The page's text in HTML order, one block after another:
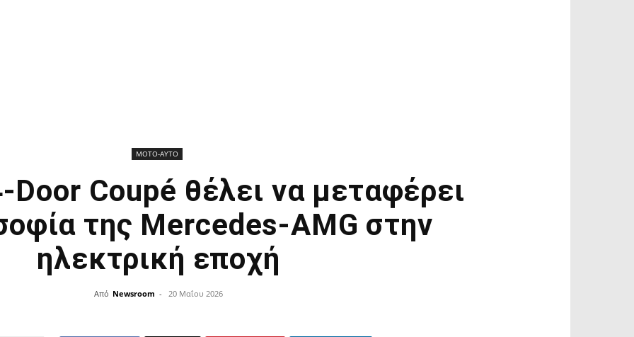
ΜΟΤΟ-ΑΥΤΟ
Door Coupé θέλει να μεταφέρει
της Mercedes-AMG στην
ηλεκτρική εποχή
Από Newsroom - 20 Μαΐου 2026